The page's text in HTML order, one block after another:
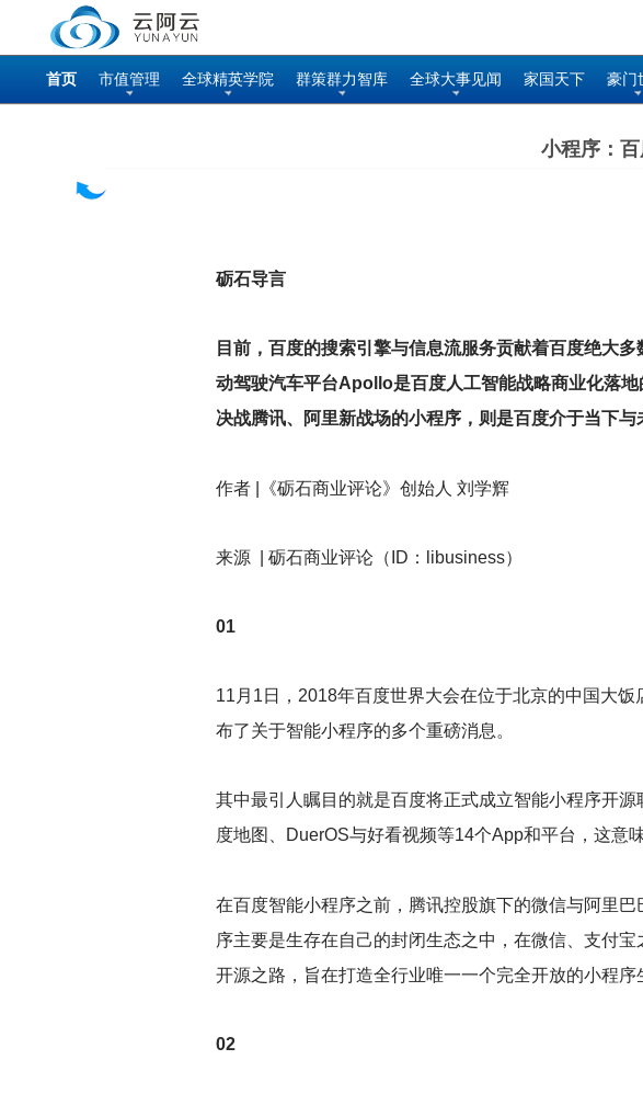
首页 市值管理 全球精英学院 群策群力智库 全球大事见闻 家国天下 豪门
小程序：
砺石导言
目前，百度的搜索引擎与信息流服务贡献着百度绝大
动驾驶汽车平台Apollo是百度人工智能战略商业化落
决战腾讯、阿里新战场的小程序，则是百度介于当下与
作者 |《砺石商业评论》创始人 刘学辉
来源 | 砺石商业评论（ID：libusiness）
01
11 月1日，2018年百度世界大会在位于北京的中国大
布了关于智能小程序的多个重磅消息。
其中最引人瞩目的就是百度将正式成立智能小程序开
度地图、DuerOS与好看视频等14个App和平台，这意
在百度智能小程序之前，腾讯控股旗下的微信与阿里
序主要是生存在自己的封闭生态之中，在微信、支付
开源之路，旨在打造全行业唯一一个完全开放的小程序
02